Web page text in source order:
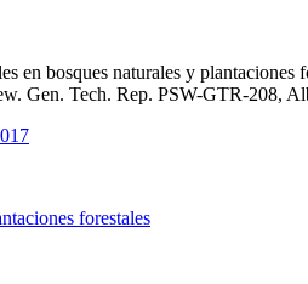
en bosques naturales y
Gen. Tech. Rep. PSW-GTR-208,
forestales